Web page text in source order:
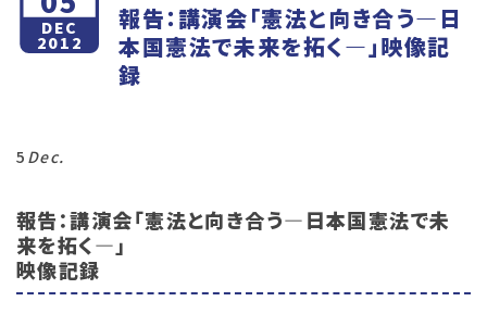
DEC
2012
報告：講演会「憲法と向き合う―日
本国憲法で未来を拓く―」映像記
録
5 Dec.
報告：講演会「憲法と向き合う―日本国憲法で未
来を拓く―」
映像記録